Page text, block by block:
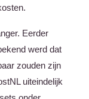
Eerder
werd dat
zouden zijn
uiteindelijk